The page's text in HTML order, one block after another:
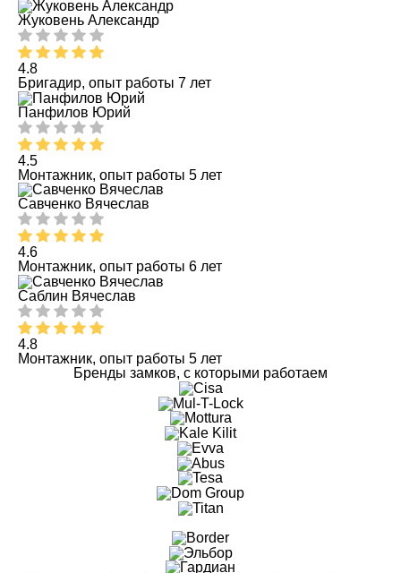
Жуковень Александр
4.8
Бригадир, опыт работы 7 лет
Панфилов Юрий
4.5
Монтажник, опыт работы 5 лет
Савченко Вячеслав
4.6
Монтажник, опыт работы 6 лет
Саблин Вячеслав
4.8
Монтажник, опыт работы 5 лет
Бренды замков, с которыми работаем